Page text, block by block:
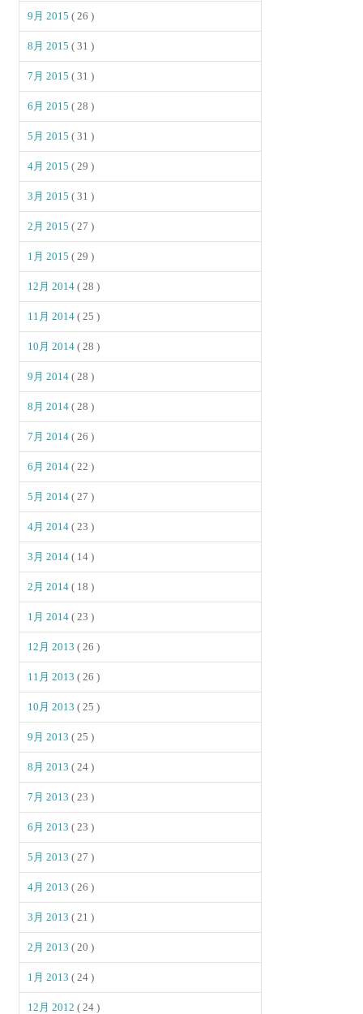
9月 2015( 26 )
8月 2015( 31 )
7月 2015( 31 )
6月 2015( 28 )
5月 2015( 31 )
4月 2015( 29 )
3月 2015( 31 )
2月 2015( 27 )
1月 2015( 29 )
12月 2014( 28 )
11月 2014( 25 )
10月 2014( 28 )
9月 2014( 28 )
8月 2014( 28 )
7月 2014( 26 )
6月 2014( 22 )
5月 2014( 27 )
4月 2014( 23 )
3月 2014( 14 )
2月 2014( 18 )
1月 2014( 23 )
12月 2013( 26 )
11月 2013( 26 )
10月 2013( 25 )
9月 2013( 25 )
8月 2013( 24 )
7月 2013( 23 )
6月 2013( 23 )
5月 2013( 27 )
4月 2013( 26 )
3月 2013( 21 )
2月 2013( 20 )
1月 2013( 24 )
12月 2012( 24 )